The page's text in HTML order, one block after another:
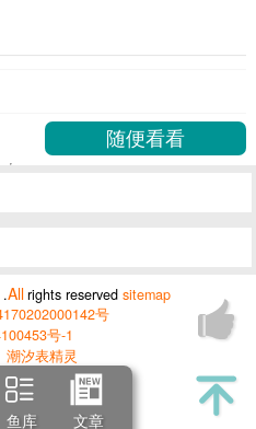
.Allrights reservedsitemap
号
号-1
潮汐表精灵
鱼库 文章